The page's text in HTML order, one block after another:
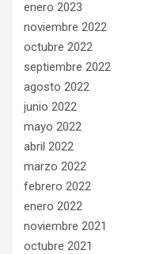
enero 2023
noviembre 2022
octubre 2022
septiembre 2022
agosto 2022
junio 2022
mayo 2022
abril 2022
marzo 2022
febrero 2022
enero 2022
noviembre 2021
octubre 2021